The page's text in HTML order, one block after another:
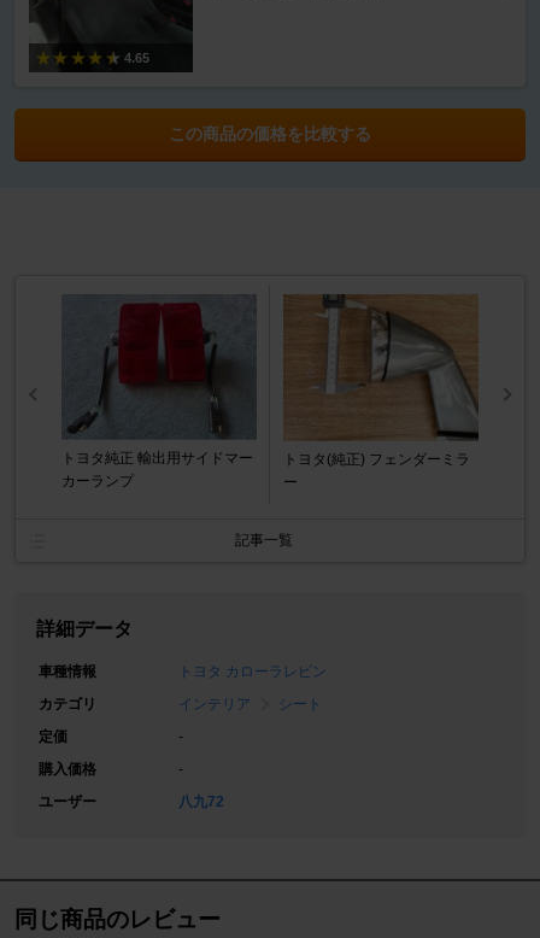
4.65
この商品の価格を比較する
トヨタ純正 輸出用サイドマー
カーランプ
トヨタ(純正) フェンダーミラ
ー
記事一覧
詳細データ
車種情報
トヨタ カローラレビン
カテゴリ
インテリア
シート
定価
-
購入価格
-
ユーザー
八九72
同じ商品のレビュー